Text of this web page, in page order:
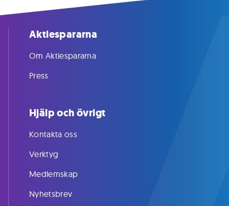
Aktiespararna
Om Aktiespararna
Press
Hjälp och övrigt
Kontakta oss
Verktyg
Medlemskap
Nyhetsbrev